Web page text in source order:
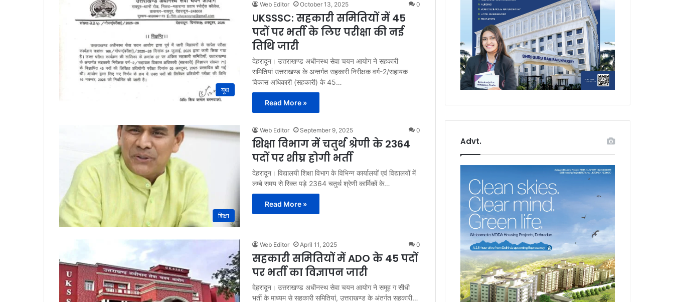
यूथ
Web Editor October 13, 2025 0
UKSSSC: सहकारी समितियों में 45
पदों पर भर्ती के लिए परीक्षा की नई
तिथि जारी
देहरादून। उत्तराखण्ड अधीनस्थ सेवा चयन आयोग ने सहकारी
समितियां उत्तराखण्ड के अन्तर्गत सहकारी निरीक्षक वर्ग-2/सहायक
विकास अधिकारी (सहकारी) के 45…
Read More »
शिक्षा
Web Editor September 9, 2025 0
शिक्षा विभाग में चतुर्थ श्रेणी के 2364
पदों पर शीघ्र होगी भर्ती
देहरादून। विद्यालयी शिक्षा विभाग के विभिन्न कार्यालयों एवं विद्यालयों में
लम्बे समय से रिक्त पड़े 2364 चतुर्थ श्रेणी कार्मिकों के…
Read More »
Web Editor April 11, 2025 0
सहकारी समितियों में ADO के 45 पदों
पर भर्ती का विज्ञापन जारी
देहरादून। उत्तराखण्ड अधीनस्थ सेवा चयन आयोग ने समूह ग सीधी
भर्ती के माध्यम से सहकारी समितियां, उत्तराखण्ड के अंतर्गत सहकारी…
Advt.